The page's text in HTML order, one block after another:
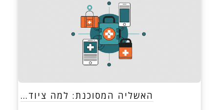
האשליה המסוכנת: למה ציוד…